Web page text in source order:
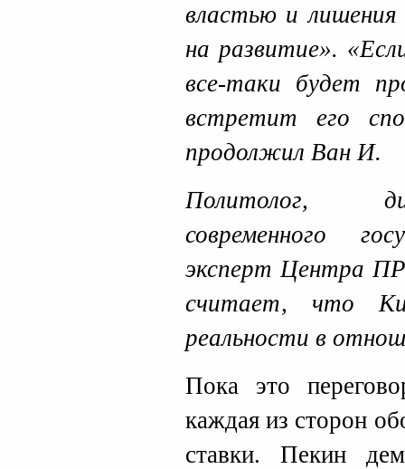
властью и лишения
на развитие».
все-таки будет
встретит его
продолжил Ван И.
Политолог,
современного
эксперт Центра
считает, что
реальности в
Пока это
каждая из сторон
ставки. Пекин